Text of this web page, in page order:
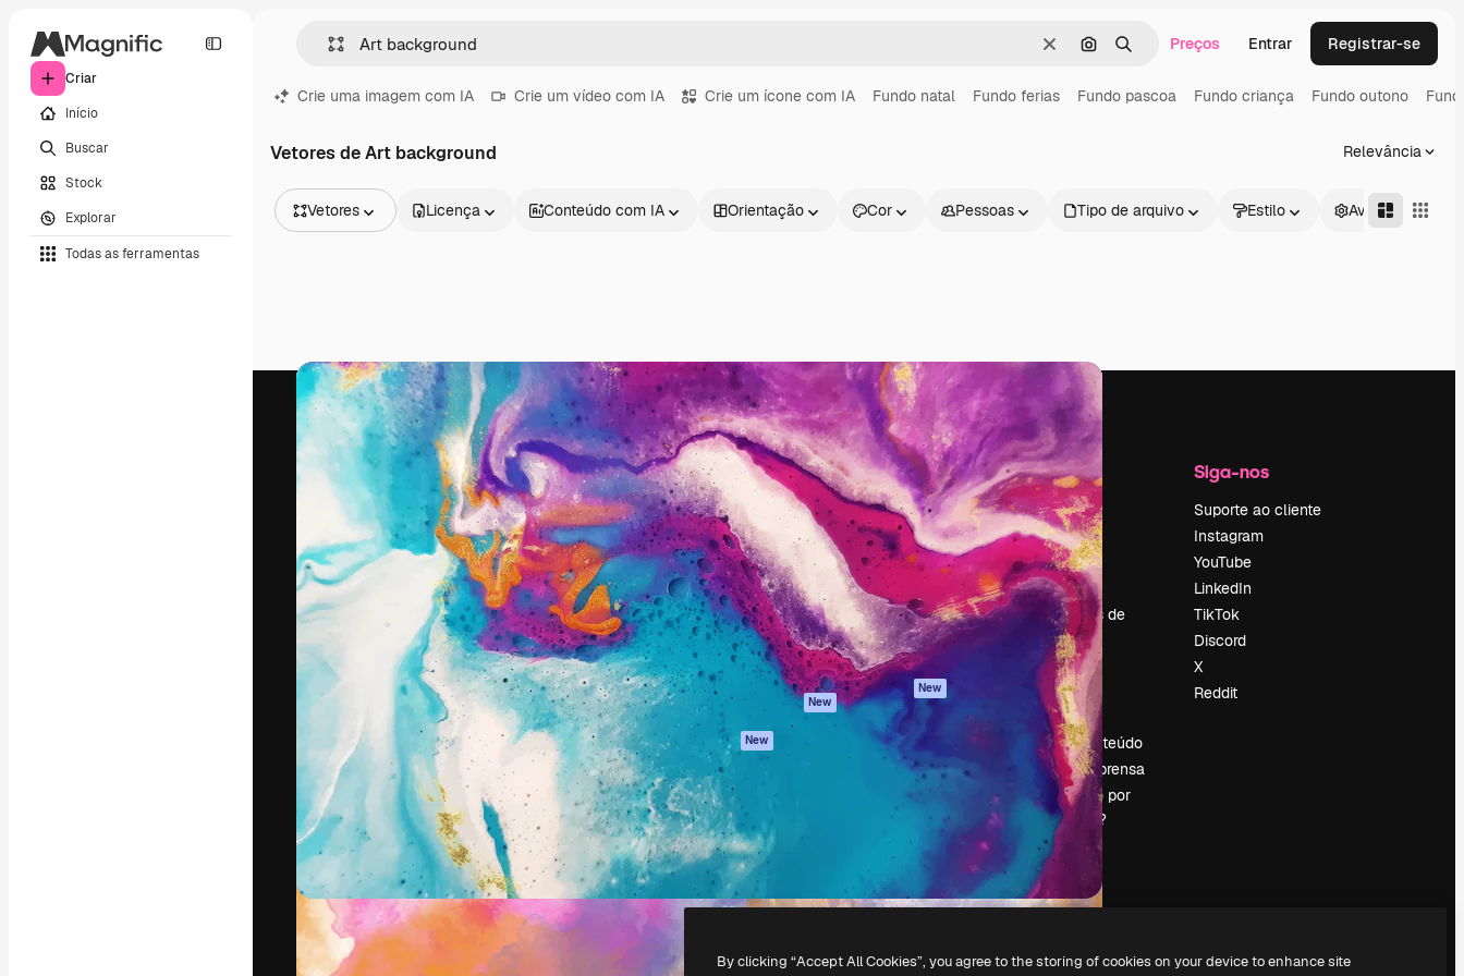
Criar
Início
Buscar
Stock
Explorar
Todas as ferramentas
LimparPesquisar por imagem
BuscarPreços Entrar Registrar-se
Crie uma imagem com IA Crie um vídeo com IA Crie um ícone com IA Fundo natal Fundo ferias Fundo pascoa Fundo criança Fundo outono
Vetores de Art background Relevância
Vetores
Vídeos
Clipes de vídeo
Animações
Modelos de vídeos
Ícones
Modelos 3D
Licença Conteúdo com IA Orientação Cor Pessoas Tipo de arquivo Estilo Avançado
A plataforma criativa para você direcionar
seu melhor trabalho. Mais de 1 milhão de
assinantes entre criativos, empresas,
agências e estúdios.
Português
Produtos
Spaces
Assistente de IA
Gerador de
imagens
Gerador de vídeos
Texto para voz
Conteúdo de stock
MCP para
Claude/ChatGPT
New
Agentes New
API
App móvel
Todas as
ferramentas
Começar
Academy
Documentação
Atendimento
Termos e
condições
Política de
privacidade
Originais
New
Política de cookies
Central de
confiabilidade
Afiliados
Empresa
Preços
Sobre nós
Reviews
Emprego
Tendências de
pesquisa
Blog
Eventos
Slidesgo
Vender conteúdo
Sala de imprensa
Procurando por
magnific.ai?
Siga-nos
Suporte ao cliente
Instagram
YouTube
LinkedIn
TikTok
Discord
X
Reddit
Copyright © 2010-2026 Freepik Company S.L.U. Todos os direitos reservados.
By clicking “Accept All Cookies”, you agree to the storing of cookies on your device to enhance site